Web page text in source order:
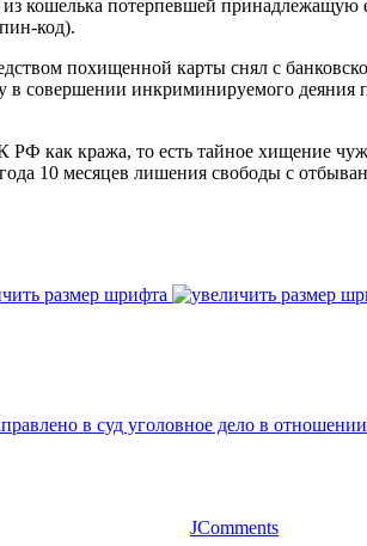
кошелька потерпевшей
код).
похищенной карты снял с
в совершении инкриминируемого
как кража, то есть тайное хищение
10 месяцев лишения свободы с
размер шрифта
в суд уголовное дело в
JComments